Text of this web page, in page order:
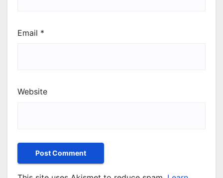
Email *
Website